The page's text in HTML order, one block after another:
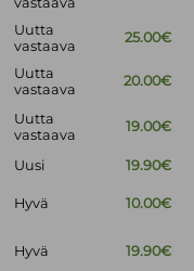
Uutta
vastaava
25.00€
Uutta
vastaava
20.00€
Uutta
vastaava
19.00€
Uusi
19.90€
Hyvä 10.00€
Hyvä 19.90€